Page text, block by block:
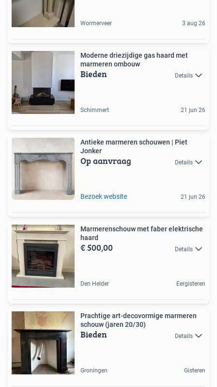
Wormerveer 3 aug 26
Moderne driezijdige gas haard met
marmeren ombouw
Bieden Details
Schimmert 21 jun 26
Antieke marmeren schouwen | Piet
Jonker
Op aanvraag Details
Bezoek website 21 jun 26
Marmerenschouw met faber elektrische
haard
€ 500,00 Details
Den Helder Eergisteren
Prachtige art-decovormige marmeren
schouw (jaren 20/30)
Bieden Details
Groningen Gisteren